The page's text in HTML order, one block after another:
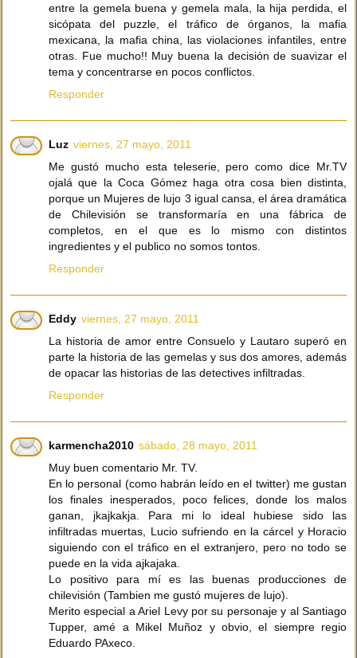
entre la gemela buena y gemela mala, la hija perdida, el
sicópata del puzzle, el tráfico de órganos, la mafia
mexicana, la mafia china, las violaciones infantiles, entre
otras. Fue mucho!! Muy buena la decisión de suavizar el
tema y concentrarse en pocos conflictos.
Responder
Luz viernes, 27 mayo, 2011
Me gustó mucho esta teleserie, pero como dice Mr.TV
ojalá que la Coca Gómez haga otra cosa bien distinta,
porque un Mujeres de lujo 3 igual cansa, el área dramática
de Chilevisión se transformaría en una fábrica de
completos, en el que es lo mismo con distintos
ingredientes y el publico no somos tontos.
Responder
Eddy viernes, 27 mayo, 2011
La historia de amor entre Consuelo y Lautaro superó en
parte la historia de las gemelas y sus dos amores, además
de opacar las historias de las detectives infiltradas.
Responder
karmencha2010 sábado, 28 mayo, 2011
Muy buen comentario Mr. TV.
En lo personal (como habrán leído en el twitter) me gustan
los finales inesperados, poco felices, donde los malos
ganan, jkajkakja. Para mi lo ideal hubiese sido las
infiltradas muertas, Lucio sufriendo en la cárcel y Horacio
siguiendo con el tráfico en el extranjero, pero no todo se
puede en la vida ajkajaka.
Lo positivo para mí es las buenas producciones de
chilevisión (Tambien me gustó mujeres de lujo).
Merito especial a Ariel Levy por su personaje y al Santiago
Tupper, amé a Mikel Muñoz y obvio, el siempre regio
Eduardo PAxeco.